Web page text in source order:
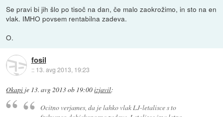
Se pravi bi jih šlo po tisoč na dan, če malo zaokrožimo, in sto na en
vlak. IMHO povsem rentabilna zadeva.
O.
fosil
:: 13. avg 2013, 19:23
Okapi je 13. avg 2013 ob 19:00izjavil:
Ocitno verjames, da je lahko vlak LJ-letalisce s to